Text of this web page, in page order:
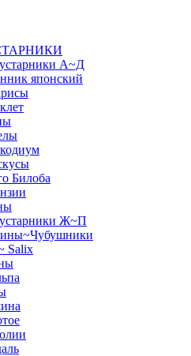
А~Д
японский
Билоба
Ж~П
Salix